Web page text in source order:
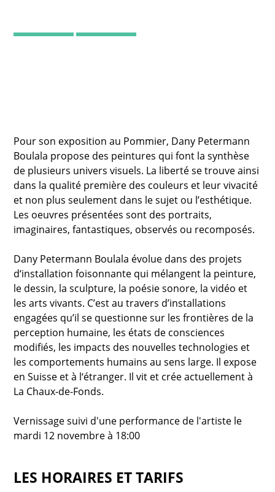
Pour son exposition au Pommier, Dany Petermann
Boulala propose des peintures qui font la synthèse
de plusieurs univers visuels. La liberté se trouve ainsi
dans la qualité première des couleurs et leur vivacité
et non plus seulement dans le sujet ou l’esthétique.
Les oeuvres présentées sont des portraits,
imaginaires, fantastiques, observés ou recomposés.
Dany Petermann Boulala évolue dans des projets
d‘installation foisonnante qui mélangent la peinture,
le dessin, la sculpture, la poésie sonore, la vidéo et
les arts vivants. C’est au travers d’installations
engagées qu’il se questionne sur les frontières de la
perception humaine, les états de consciences
modifiés, les impacts des nouvelles technologies et
les comportements humains au sens large. Il expose
en Suisse et à l‘étranger. Il vit et crée actuellement à
La Chaux-de-Fonds.
Vernissage suivi d'une performance de l'artiste le
mardi 12 novembre à 18:00
LES HORAIRES ET TARIFS